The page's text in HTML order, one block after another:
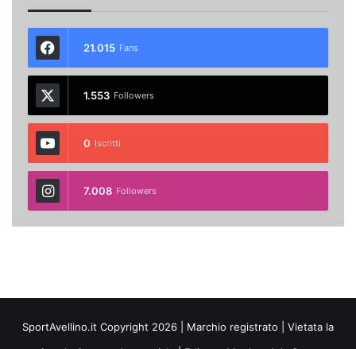
21.015 Fans
1.553 Followers
0 Iscritti
7.008 Followers
SportAvellino.it Copyright 2026 | Marchio registrato | Vietata la